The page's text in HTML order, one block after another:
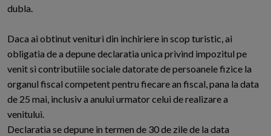
dubla.
Daca ai obtinut venituri din inchiriere in scop turistic, ai
obligatia de a depune declaratia unica privind impozitul pe
venit si contributiile sociale datorate de persoanele fizice la
organul fiscal competent pentru fiecare an fiscal, pana la data
de 25 mai, inclusiv a anului urmator celui de realizare a
venitului.
Declaratia se depune in termen de 30 de zile de la data